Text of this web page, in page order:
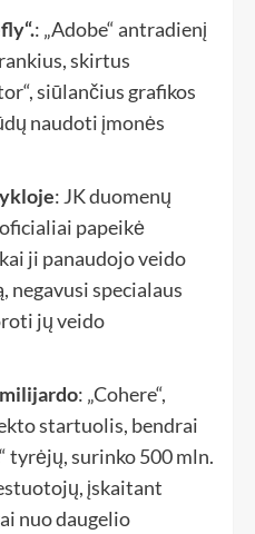
: „Adobe“ antradienį
skirtus
siūlančius grafikos
naudoti įmonės
: JK duomenų
papeikė
ji panaudojo veido
specialaus
jų veido
milijardo: „Cohere“,
startuolis, bendrai
tyrėjų, surinko 500 mln.
įskaitant
nuo daugelio